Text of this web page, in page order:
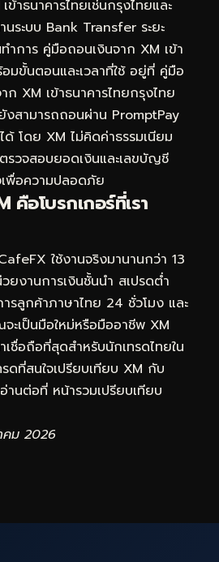
าธนาคารไทยเช่นกรุงไทยและ
ระบบ Bank Transfer ระยะ
ำการ คู่มือถอนเงินจาก XM เข้า
มขั้นตอนและเวลาที่ใช้ อยู่ที่ คู่มือ
ก XM เข้าธนาคารไทยกรุงไทย
งสามารถถอนผ่าน PromptPay
โดย XM ไม่คิดค่าธรรมเนียม
รวจสอบยอดเงินและเลขบัญชี
พื่อความปลอดภัย
คือโบรกเกอร์ที่เรา
ใช้งานจริงมานานกว่า 13
งานการเงินชั้นนำ สเปรดต่ำ
ารลูกค้าภาษาไทย 24 ชั่วโมง และ
ะเป็นมือใหม่หรือมืออาชีพ XM
ชื่อถือที่สุดสำหรับนักเทรดไทยใน
ดที่สนใจเปรียบเทียบ XM กับ
านต่อที่ หน้ารวมเปรียบเทียบ
คม 2026